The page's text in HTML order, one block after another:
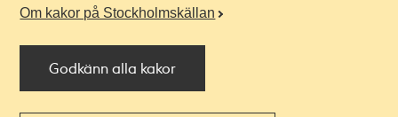
Om kakor på Stockholmskällan
Godkänn alla kakor